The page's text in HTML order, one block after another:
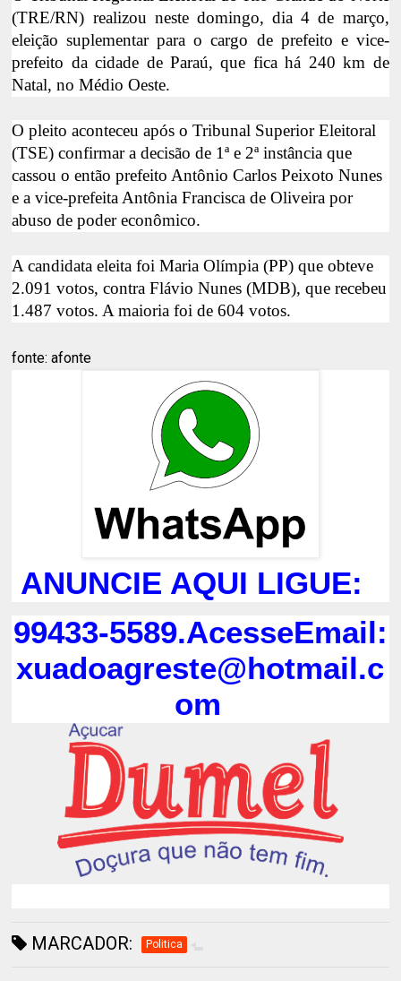
(TRE/RN) realizou neste domingo, dia 4 de março,
eleição suplementar para o cargo de prefeito e vice-
prefeito da cidade de Paraú, que fica há 240 km de
Natal, no Médio Oeste.
O pleito aconteceu após o Tribunal Superior Eleitoral
(TSE) confirmar a decisão de 1ª e 2ª instância que
cassou o então prefeito Antônio Carlos Peixoto Nunes
e a vice-prefeita Antônia Francisca de Oliveira por
abuso de poder econômico.
A candidata eleita foi Maria Olímpia (PP) que obteve
2.091 votos, contra Flávio Nunes (MDB), que recebeu
1.487 votos. A maioria foi de 604 votos.
fonte: afonte
ANUNCIE AQUI LIGUE:
99433-5589.AcesseEmail:
xuadoagreste@hotmail.c
om
MARCADOR: Politica